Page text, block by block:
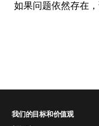
如果问题依然存在
我们的目标和价值观